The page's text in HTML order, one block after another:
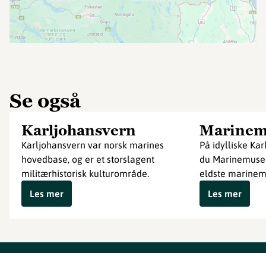
Se også
Karljohansvern
Karljohansvern var norsk marines
hovedbase, og er et storslagent
militærhistorisk kulturområde.
Les mer
På idylliske
du
eldste
Les mer